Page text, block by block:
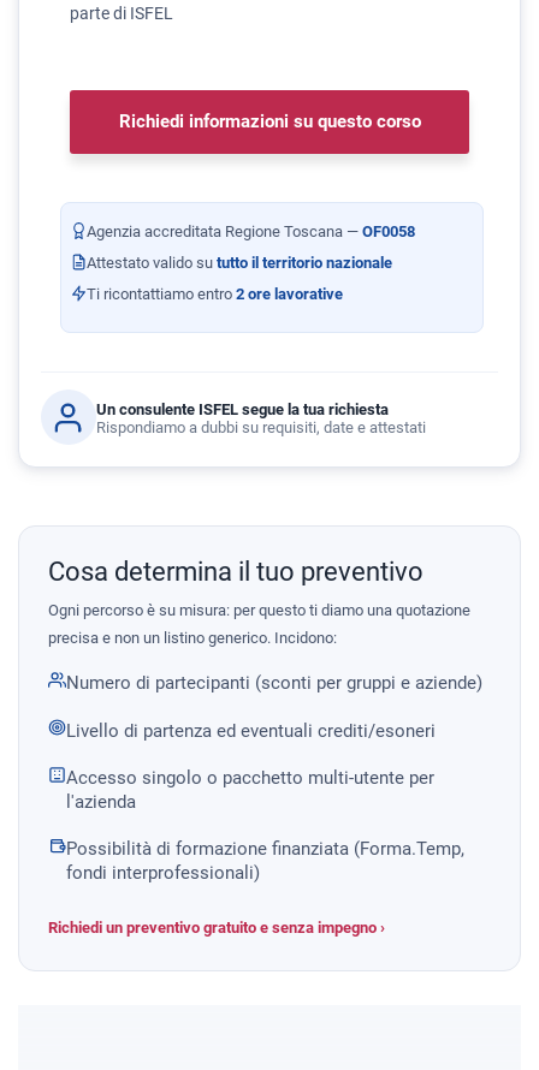
parte di ISFEL
Richiedi informazioni su questo corso
Agenzia accreditata Regione Toscana — OF0058
Attestato valido su tutto il territorio nazionale
Ti ricontattiamo entro 2 ore lavorative
Un consulente ISFEL segue la tua richiesta
Rispondiamo a dubbi su requisiti, date e attestati
Cosa determina il tuo preventivo
Ogni percorso è su misura: per questo ti diamo una quotazione
precisa e non un listino generico. Incidono:
Numero di partecipanti (sconti per gruppi e aziende)
Livello di partenza ed eventuali crediti/esoneri
Accesso singolo o pacchetto multi-utente per
l'azienda
Possibilità di formazione finanziata (Forma.Temp,
fondi interprofessionali)
Richiedi un preventivo gratuito e senza impegno ›